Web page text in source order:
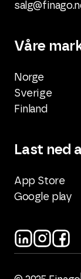
Våre
Norge
Sverige
Finland
Last ned
App Store
Google play